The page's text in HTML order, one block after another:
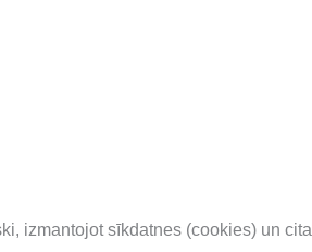
izmantojot sīkdatnes (cookies) un